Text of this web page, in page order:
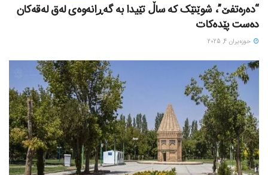
“دەرەتفێ”، شوێنێک کە ساڵ تێیدا بە گەڕانەوەی لەق لەقەکان
دەست پێدەکات
حوزه‌یران 4, 2025